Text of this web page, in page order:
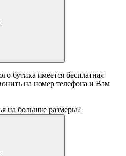
бутика имеется бесплатная
на номер телефона и Вам
на большие размеры?